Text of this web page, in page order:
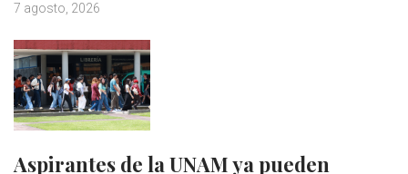
7 agosto, 2026
Aspirantes de la UNAM ya pueden